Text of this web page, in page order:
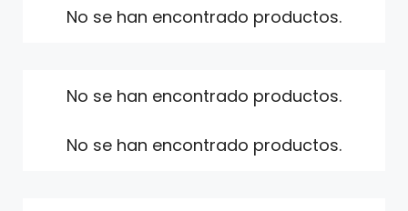
No se han encontrado productos.
No se han encontrado productos.
No se han encontrado productos.